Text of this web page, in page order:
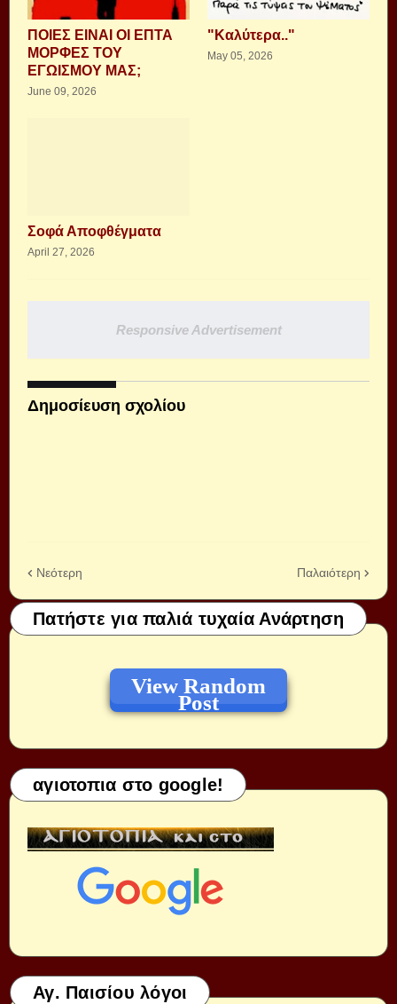
ΠΟΙΕΣ ΕΙΝΑΙ ΟΙ ΕΠΤΑ
ΜΟΡΦΕΣ ΤΟΥ
ΕΓΩΙΣΜΟΥ ΜΑΣ;
June 09, 2026
"Καλύτερα.."
May 05, 2026
Σοφά Αποφθέγματα
April 27, 2026
Responsive Advertisement
Δημοσίευση σχολίου
Νεότερη Παλαιότερη
Πατήστε για παλιά τυχαία Ανάρτηση
View Random
Post
αγιοτοπια στο google!
Αγ. Παισίου λόγοι